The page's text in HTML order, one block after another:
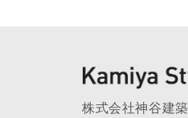
株式会社神谷建築